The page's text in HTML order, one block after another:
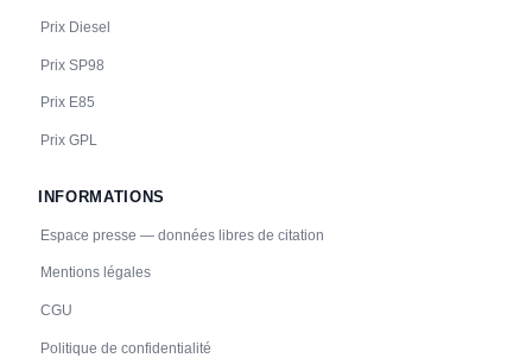
Prix Diesel
Prix SP98
Prix E85
Prix GPL
INFORMATIONS
Espace presse — données libres de citation
Mentions légales
CGU
Politique de confidentialité